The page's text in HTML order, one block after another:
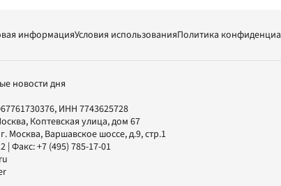
информацияУсловия использованияПолитика
новости дня
ИНН 7743625728
Коптевская улица, дом 67
Москва, Варшавское шоссе, д.9, стр.1
| Факс:+7 (495) 785-17-01